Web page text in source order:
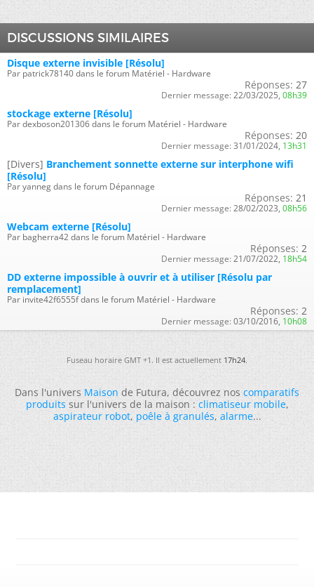
DISCUSSIONS SIMILAIRES
Disque externe invisible [Résolu]
Par patrick78140 dans le forum Matériel - Hardware
Réponses: 27
Dernier message: 22/03/2025, 08h39
stockage externe [Résolu]
Par dexboson201306 dans le forum Matériel - Hardware
Réponses: 20
Dernier message: 31/01/2024, 13h31
[Divers] Branchement sonnette externe sur interphone wifi
[Résolu]
Par yanneg dans le forum Dépannage
Réponses: 21
Dernier message: 28/02/2023, 08h56
Webcam externe [Résolu]
Par bagherra42 dans le forum Matériel - Hardware
Réponses: 2
Dernier message: 21/07/2022, 18h54
DD externe impossible à ouvrir et à utiliser [Résolu par
remplacement]
Par invite42f6555f dans le forum Matériel - Hardware
Réponses: 2
Dernier message: 03/10/2016, 10h08
Fuseau horaire GMT +1. Il est actuellement17h24.
Dans l'universMaisonde Futura, découvrez noscomparatifs
produitssur l'univers de la maison :climatiseur mobile,
aspirateur robot,poêle à granulés,alarme...